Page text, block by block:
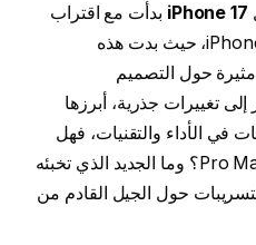
iPhone 17 بدأت مع اقتراب
موعد الكشف عن سلسلة iPhone 17، حيث بدت هذه
حول التصميم
تغييرات جذرية، أبرزها
في الأداء والتقنيات، فهل
يكون ايفون 17 Ultra بديلاً لـ Pro Max؟ وما الجديد الذي تخبئه
حول الجيل القادم من